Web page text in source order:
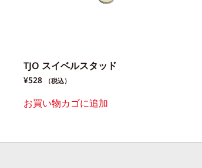
TJO スイベルスタッド
¥528 （税込）
お買い物カゴに追加